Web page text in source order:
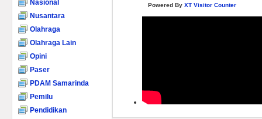
Nasional
Nusantara
Olahraga
Olahraga Lain
Opini
Paser
PDAM Samarinda
Pemilu
Pendidikan
Powered By XT Visitor Counter